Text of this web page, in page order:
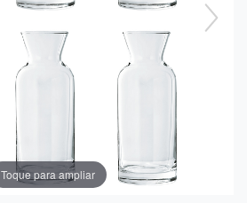
Toque para ampliar